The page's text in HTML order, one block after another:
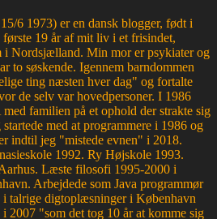
6 1973) er en dansk blogger, født i
19 år af mit liv i et frisindet,
i Nordsjælland. Min mor er psykiater og
to søskende. Igennem barndommen
ting næsten hver dag" og fortalte
de selv var hovedpersoner. I 1986
familien på et ophold der strakte sig
med at programmere i 1986 og
indtil jeg "mistede evnen" i 2018.
1992. Ry Højskole 1993.
Læste filosofi 1995-2000 i
Arbejdede som Java programmør
talrige digtoplæsninger i København
2007 "som det tog 10 år at komme sig